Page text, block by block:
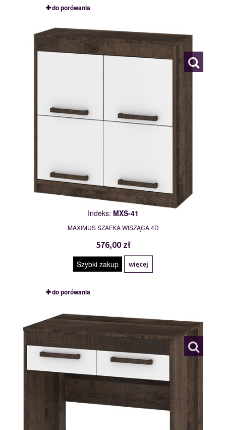
do porówania
MXS-41
117793
Indeks: MXS-41
MAXIMUS SZAFKA WISZĄCA 4D
576,00 zł
Szybki zakup więcej
do porówania
MXS-42
117794